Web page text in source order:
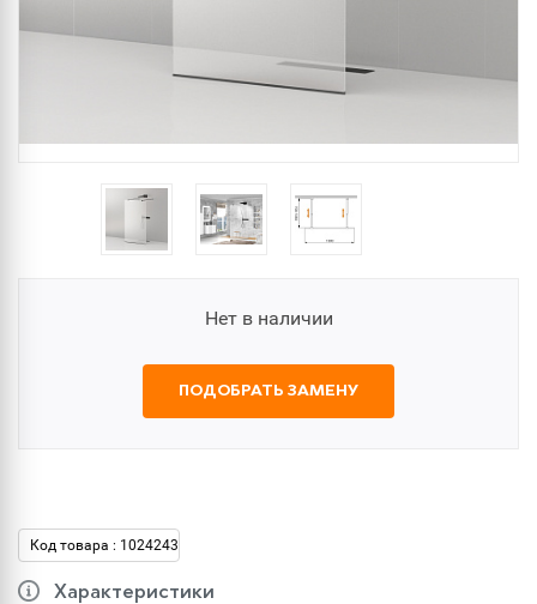
Нет в наличии
ПОДОБРАТЬ ЗАМЕНУ
Код товара : 1024243
Характеристики